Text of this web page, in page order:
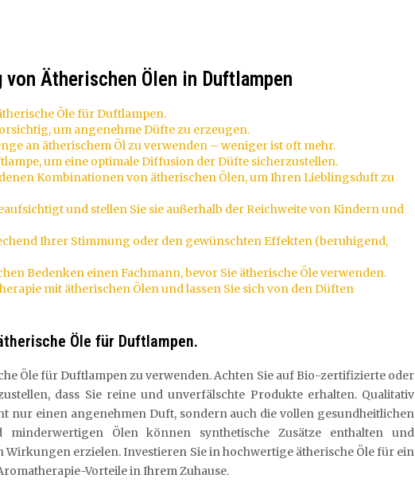
Ätherischen Ölen in Duftlampen
Öle für Duftlampen.
um angenehme Düfte zu erzeugen.
an ätherischem Öl zu verwenden – weniger ist oft mehr.
um eine optimale Diffusion der Düfte sicherzustellen.
Kombinationen von ätherischen Ölen, um Ihren Lieblingsduft zu
und stellen Sie sie außerhalb der Reichweite von Kindern und
Ihrer Stimmung oder den gewünschten Effekten (beruhigend,
Bedenken einen Fachmann, bevor Sie ätherische Öle verwenden.
mit ätherischen Ölen und lassen Sie sich von den Düften
Öle für Duftlampen.
Öle für Duftlampen zu verwenden. Achten Sie auf Bio-zertifizierte oder
dass Sie reine und unverfälschte Produkte erhalten. Qualitativ
nur einen angenehmen Duft, sondern auch die vollen gesundheitlichen
minderwertigen Ölen können synthetische Zusätze enthalten und
erzielen. Investieren Sie in hochwertige ätherische Öle für ein
Vorteile in Ihrem Zuhause.